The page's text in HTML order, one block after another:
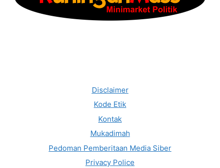
Disclaimer
Kode Etik
Kontak
Mukadimah
Pedoman Pemberitaan Media Siber
Privacy Police